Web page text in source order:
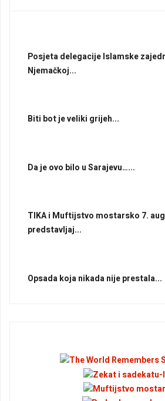
Posjeta delegacije Islamske
Njemačkoj...
Biti bot je veliki grijeh...
Da je ovo bilo u Sarajevu…...
TIKA i Muftijstvo mostarsko 7.
predstavljaj...
Opsada koja nikada nije prestala...